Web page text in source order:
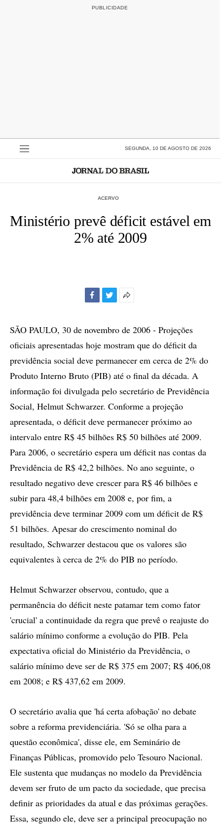
SEGUNDA, 10 DE AGOSTO DE 2026
ACERVO
Ministério prevê déficit estável em
2% até 2009
compartilhamento
SÃO PAULO, 30 de novembro de 2006 - Projeções
oficiais apresentadas hoje mostram que do déficit da
previdência social deve permanecer em cerca de 2% do
Produto Interno Bruto (PIB) até o final da década. A
informação foi divulgada pelo secretário de Previdência
Social, Helmut Schwarzer. Conforme a projeção
apresentada, o déficit deve permanecer próximo ao
intervalo entre R$ 45 bilhões R$ 50 bilhões até 2009.
Para 2006, o secretário espera um déficit nas contas da
Previdência de R$ 42,2 bilhões. No ano seguinte, o
resultado negativo deve crescer para R$ 46 bilhões e
subir para 48,4 bilhões em 2008 e, por fim, a
previdência deve terminar 2009 com um déficit de R$
51 bilhões. Apesar do crescimento nominal do
resultado, Schwarzer destacou que os valores são
equivalentes à cerca de 2% do PIB no período.
Helmut Schwarzer observou, contudo, que a
permanência do déficit neste patamar tem como fator
'crucial' a continuidade da regra que prevê o reajuste do
salário mínimo conforme a evolução do PIB. Pela
expectativa oficial do Ministério da Previdência, o
salário mínimo deve ser de R$ 375 em 2007; R$ 406,08
em 2008; e R$ 437,62 em 2009.
O secretário avalia que 'há certa afobação' no debate
sobre a reforma previdenciária. 'Só se olha para a
questão econômica', disse ele, em Seminário de
Finanças Públicas, promovido pelo Tesouro Nacional.
Ele sustenta que mudanças no modelo da Previdência
devem ser fruto de um pacto da sociedade, que precisa
definir as prioridades da atual e das próximas gerações.
Essa, segundo ele, deve ser a principal preocupação no